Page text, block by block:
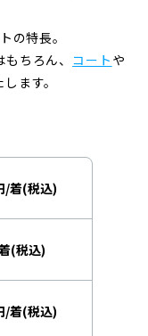
の特長。
もちろん、 コート や
ます。
/着(税込)
(税込)
/着(税込)